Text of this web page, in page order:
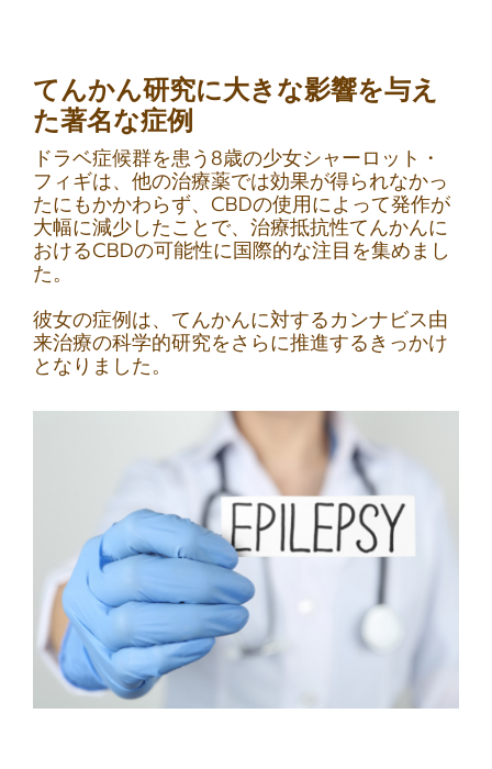
てんかん研究に大きな影響を与え
た著名な症例
ドラベ症候群を患う8歳の少女シャーロット・
フィギは、他の治療薬では効果が得られなかっ
たにもかかわらず、CBDの使用によって発作が
大幅に減少したことで、治療抵抗性てんかんに
おけるCBDの可能性に国際的な注目を集めまし
た。
彼女の症例は、てんかんに対するカンナビス由
来治療の科学的研究をさらに推進するきっかけ
となりました。